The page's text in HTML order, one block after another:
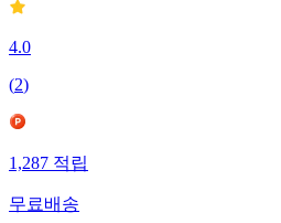
4.0
(2)
1,287 적립
무료배송